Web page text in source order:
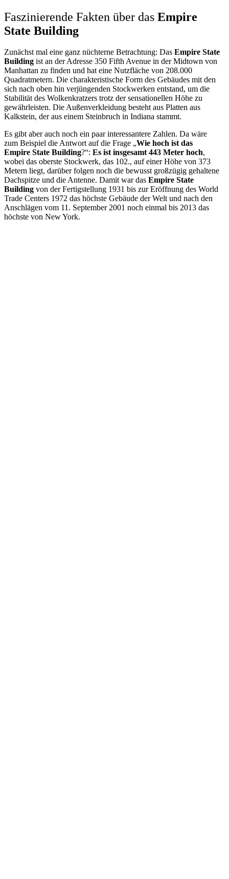
Faszinierende Fakten über das Empire
State Building
Zunächst mal eine ganz nüchterne Betrachtung: Das Empire State
Building ist an der Adresse 350 Fifth Avenue in der Midtown von
Manhattan zu finden und hat eine Nutzfläche von 208.000
Quadratmetern. Die charakteristische Form des Gebäudes mit den
sich nach oben hin verjüngenden Stockwerken entstand, um die
Stabilität des Wolkenkratzers trotz der sensationellen Höhe zu
gewährleisten. Die Außenverkleidung besteht aus Platten aus
Kalkstein, der aus einem Steinbruch in Indiana stammt.
Es gibt aber auch noch ein paar interessantere Zahlen. Da wäre
zum Beispiel die Antwort auf die Frage „Wie hoch ist das
Empire State Building?“: Es ist insgesamt 443 Meter hoch,
wobei das oberste Stockwerk, das 102., auf einer Höhe von 373
Metern liegt, darüber folgen noch die bewusst großzügig gehaltene
Dachspitze und die Antenne. Damit war das Empire State
Building von der Fertigstellung 1931 bis zur Eröffnung des World
Trade Centers 1972 das höchste Gebäude der Welt und nach den
Anschlägen vom 11. September 2001 noch einmal bis 2013 das
höchste von New York.